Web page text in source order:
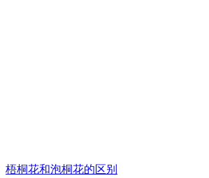
梧桐花和泡桐花的区别